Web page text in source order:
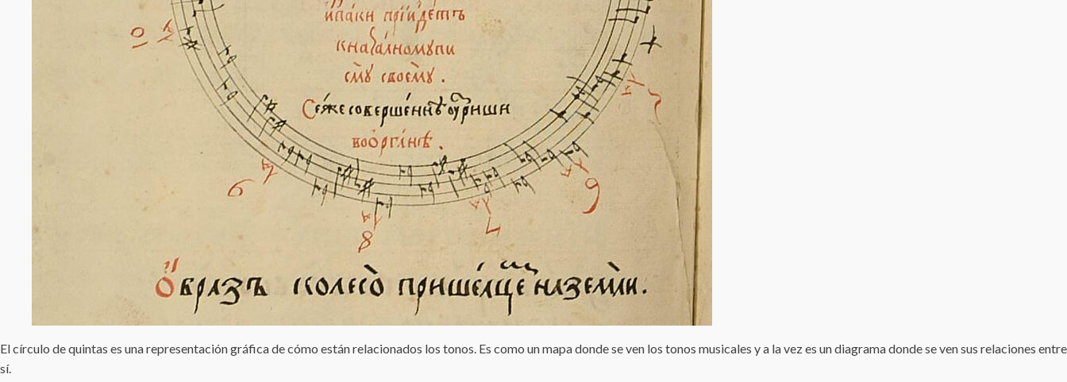
El círculo de quintas es una representación gráfica de cómo están relacionados los tonos. Es como un mapa donde se ven los tonos musicales y a la vez es un diagrama donde se ven sus relaciones entre
sí.